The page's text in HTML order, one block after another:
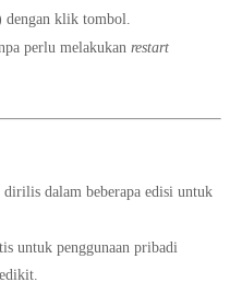
klik tombol.
perlu melakukan restart
dirilis dalam beberapa edisi untuk
untuk penggunaan pribadi